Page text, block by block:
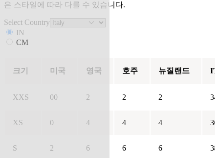
은 스타일에 따라 다를 수 있습니다.
Select Country
IN
CM
크기 미국 영국 호주 뉴질랜드 IT
XXS 00 2 2 2 34
XS 0 4 4 4 36
S 2 6 6 6 38